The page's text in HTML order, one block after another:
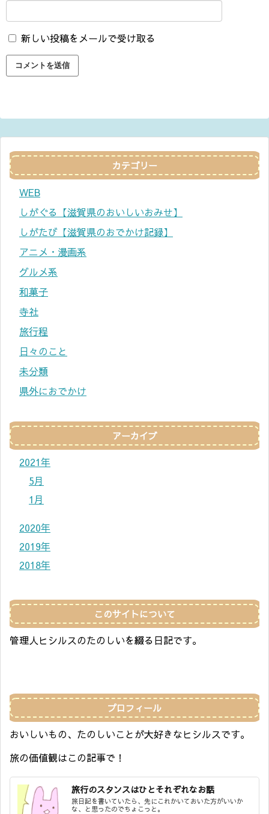
新しい投稿をメールで受け取る
カテゴリー
WEB
しがぐる【滋賀県のおいしいおみせ】
しがたび【滋賀県のおでかけ記録】
アニメ・漫画系
グルメ系
和菓子
寺社
旅行程
日々のこと
未分類
県外におでかけ
アーカイブ
2021年
5月
1月
2020年
2019年
2018年
このサイトについて
管理人ヒシルスのたのしいを綴る日記です。
プロフィール
おいしいもの、たのしいことが大好きなヒシルスです。
旅の価値観はこの記事で！
旅行のスタンスはひとそれぞれなお話
旅日記を書いていたら、先にこれかいておいた方がいいか
な、と思ったのでちょこっと。